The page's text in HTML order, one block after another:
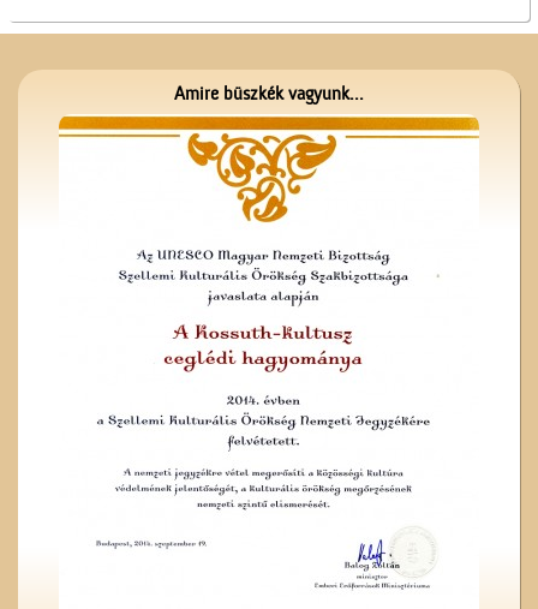
A lopakodó történelem
Kiszel Mihály és az
elsőáldozók
Amire büszkék vagyunk...